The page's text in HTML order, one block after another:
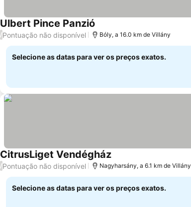
Ulbert Pince Panzió
/Pontuação não disponível Bóly, a 16.0 km de Villány
Selecione as datas para ver os preços exatos.
CitrusLiget Vendégház
/Pontuação não disponível Nagyharsány, a 6.1 km de Villány
Selecione as datas para ver os preços exatos.